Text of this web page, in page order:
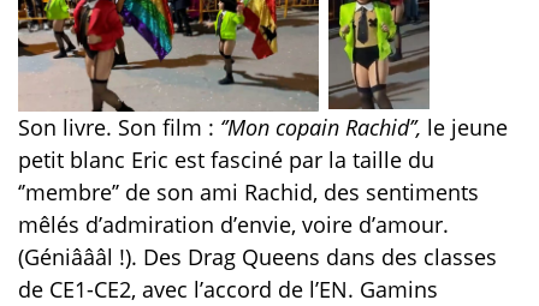
Son livre. Son film : ‘’Mon copain Rachid’’, le jeune
petit blanc Eric est fasciné par la taille du
‘’membre’’ de son ami Rachid, des sentiments
mêlés d’admiration d’envie, voire d’amour.
(Géniâââl !). Des Drag Queens dans des classes
de CE1-CE2, avec l’accord de l’EN. Gamins